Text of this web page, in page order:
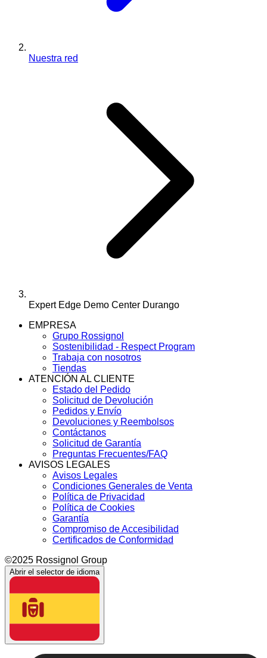
Nuestra red
Expert Edge Demo Center Durango
EMPRESA
Grupo Rossignol
Sostenibilidad - Respect Program
Trabaja con nosotros
Tiendas
ATENCIÓN AL CLIENTE
Estado del Pedido
Solicitud de Devolución
Pedidos y Envío
Devoluciones y Reembolsos
Contáctanos
Solicitud de Garantía
Preguntas Frecuentes/FAQ
AVISOS LEGALES
Avisos Legales
Condiciones Generales de Venta
Política de Privacidad
Política de Cookies
Garantía
Compromiso de Accesibilidad
Certificados de Conformidad
©2025 Rossignol Group
Abrir el selector de idioma